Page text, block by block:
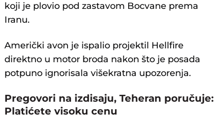
koji je plovio pod zastavom Bocvane prema
Iranu.
Američki avon je ispalio projektil Hellfire
direktno u motor broda nakon što je posada
potpuno ignorisala višekratna upozorenja.
Pregovori na izdisaju, Teheran poručuje:
Platićete visoku cenu